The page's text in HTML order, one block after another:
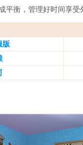
衡，管理好时间享受
版